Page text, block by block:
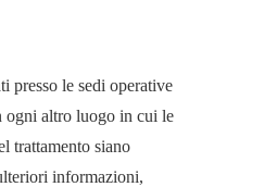
presso le sedi operative
ogni altro luogo in cui le
trattamento siano
informazioni,